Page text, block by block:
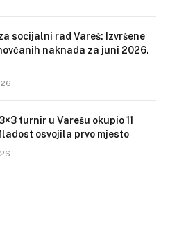
socijalni rad Vareš: Izvršene
naknada za juni 2026.
turnir u Varešu okupio 11
osvojila prvo mjesto